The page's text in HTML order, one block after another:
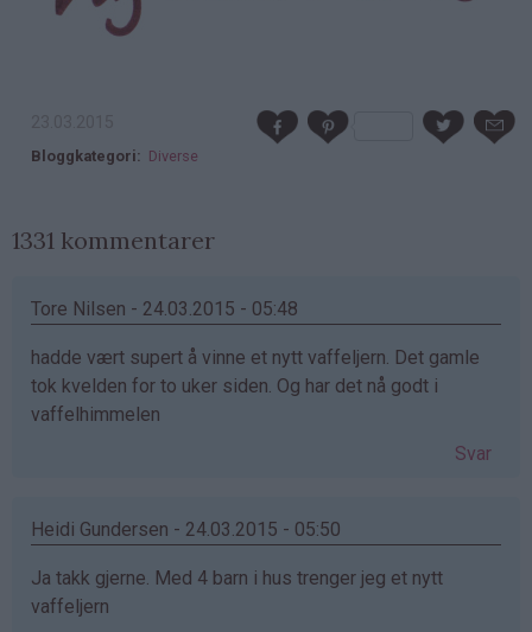
Bloggkategori Diverse
1331 kommentarer
Tore Nilsen - 24.03.2015 - 05:48
hadde vært supert å vinne et nytt vaffeljern. Det gamle
tok kvelden for to uker siden. Og har det nå godt i
vaffelhimmelen
Svar
Heidi Gundersen - 24.03.2015 - 05:50
Ja takk gjerne. Med 4 barn i hus trenger jeg et nytt
vaffeljern